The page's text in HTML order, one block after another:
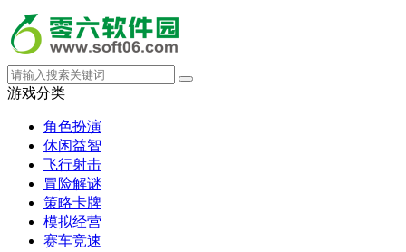
游戏分类
角色扮演
休闲益智
飞行射击
冒险解谜
策略卡牌
模拟经营
赛车竞速